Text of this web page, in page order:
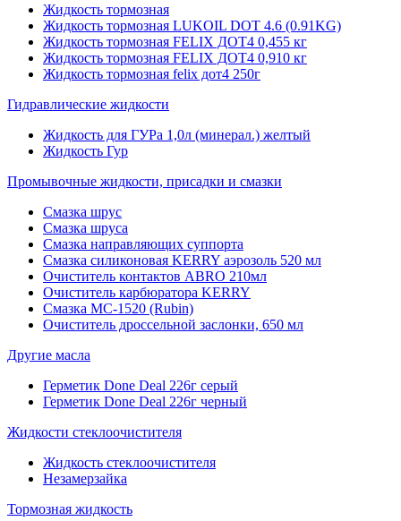
Жидкость тормозная
Жидкость тормозная LUKOIL DOT 4.6 (0.91KG)
Жидкость тормозная FELIX ДОТ4 0,455 кг
Жидкость тормозная FELIX ДОТ4 0,910 кг
Жидкость тормозная felix дот4 250г
Гидравлические жидкости
Жидкость для ГУРа 1,0л (минерал.) желтый
Жидкость Гур
Промывочные жидкости, присадки и смазки
Смазка шрус
Смазка шруса
Смазка направляющих суппорта
Смазка силиконовая KERRY аэрозоль 520 мл
Очиститель контактов ABRO 210мл
Очиститель карбюратора KERRY
Смазка МС-1520 (Rubin)
Очиститель дроссельной заслонки, 650 мл
Другие масла
Герметик Done Deal 226г серый
Герметик Done Deal 226г черный
Жидкости стеклоочистителя
Жидкость стеклоочистителя
Незамерзайка
Тормозная жидкость